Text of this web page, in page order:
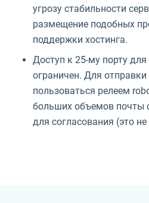
угрозу стабильности
размещение подобных
поддержки хостинга.
Доступ к 25-му порту
ограничен. Для
пользоваться релеем
больших объемов почты
для согласования (это